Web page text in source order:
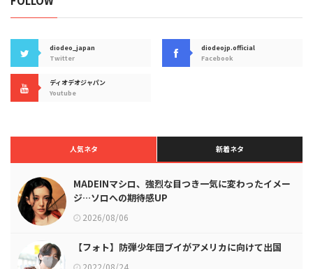
diodeo_japan
Twitter
diodeojp.official
Facebook
ディオデオジャパン
Youtube
人気ネタ 新着ネタ
MADEINマシロ、強烈な目つき一気に変わったイメー
ジ…ソロへの期待感UP
2026/08/06
【フォト】防弾少年団ブイがアメリカに向けて出国